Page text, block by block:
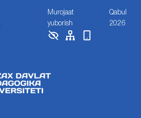
Murojaat
yuborish
Qabul
2026